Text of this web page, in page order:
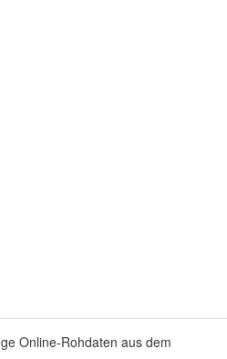
Online-Rohdaten aus dem